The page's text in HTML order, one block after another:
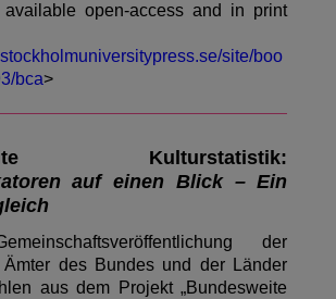
open-access and in print
site/boo
bca>
Kulturstatistik:
auf einen Blick – Ein
der
Ämter des Bundes und der Länder
aus dem Projekt „Bundesweite